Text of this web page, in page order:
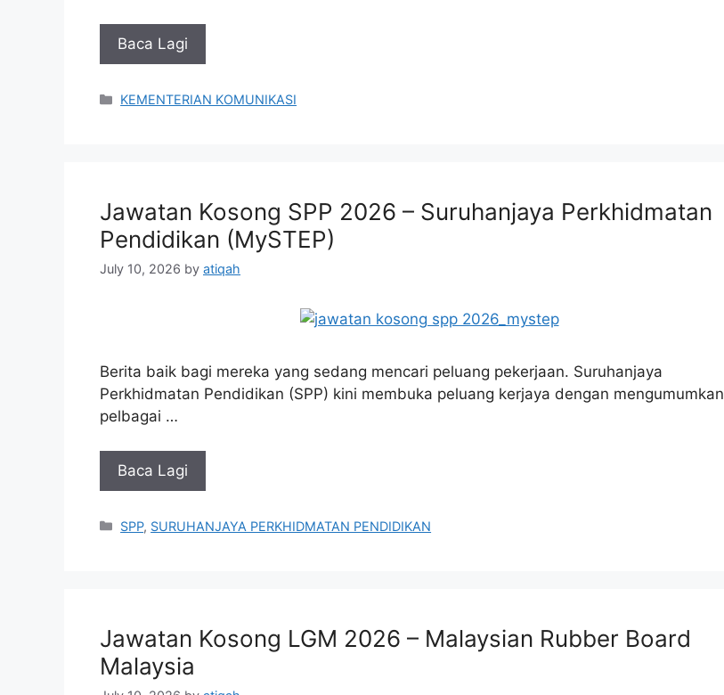
Baca Lagi
Categories
KEMENTERIAN KOMUNIKASI
Jawatan Kosong SPP 2026 – Suruhanjaya Perkhidmatan
Pendidikan (MySTEP)
July 10, 2026 by atiqah
Berita baik bagi mereka yang sedang mencari peluang pekerjaan. Suruhanjaya
Perkhidmatan Pendidikan (SPP) kini membuka peluang kerjaya dengan mengumumkan
pelbagai …
Baca Lagi
Categories
SPP, SURUHANJAYA PERKHIDMATAN PENDIDIKAN
Jawatan Kosong LGM 2026 – Malaysian Rubber Board
Malaysia